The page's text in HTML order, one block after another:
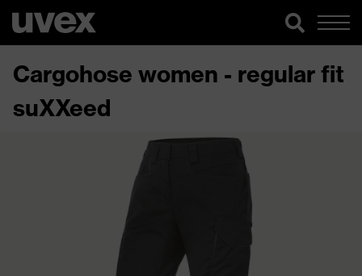
Cargohose women - regular fit
suXXeed